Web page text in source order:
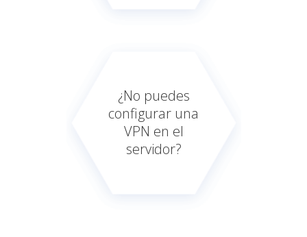
¿No puedes
configurar una
VPN en el
servidor?